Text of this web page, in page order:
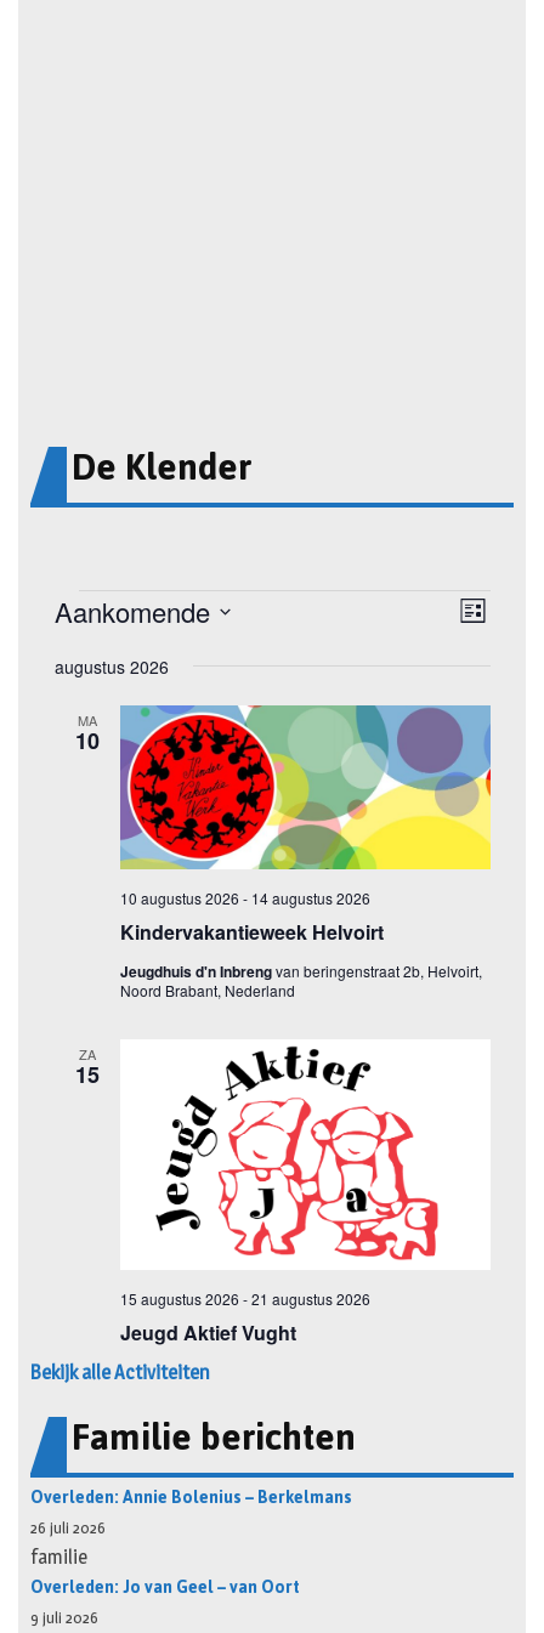
De Klender
Bekijk alle Activiteiten
Familie berichten
Overleden: Annie Bolenius – Berkelmans
26 juli 2026
familie
Overleden: Jo van Geel – van Oort
9 juli 2026